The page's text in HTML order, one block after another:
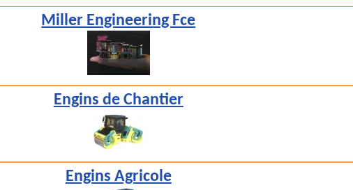
Miller Engineering Fce
Engins de Chantier
Engins Agricole